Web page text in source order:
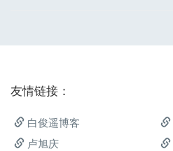
友情链接：
白俊遥博客
卢旭庆